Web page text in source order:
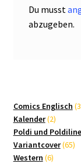
Du musst
abzugeben.
Comics Englisch
Kalender 22
Poldi und Poldiline
Variantcover 6565
Western 66